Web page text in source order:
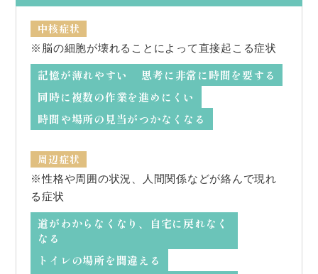
中核症状
※脳の細胞が壊れることによって直接起こる症状
記憶が薄れやすい
思考に非常に時間を要する
同時に複数の作業を進めにくい
時間や場所の見当がつかなくなる
周辺症状
※性格や周囲の状況、人間関係などが絡んで現れ
る症状
道がわからなくなり、自宅に戻れなく
なる
トイレの場所を間違える